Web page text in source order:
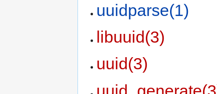
uuidparse(1)
libuuid(3)
uuid(3)